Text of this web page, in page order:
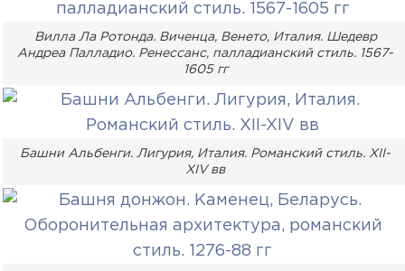
Вилла Ла Ротонда. Виченца, Венето, Италия. Шедевр
Андреа Палладио. Ренессанс, палладианский стиль. 1567-
1605 гг
Башни Альбенги. Лигурия, Италия. Романский стиль. XII-
XIV вв